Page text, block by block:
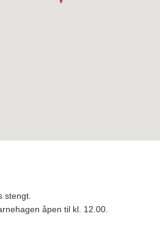
stengt.
åpen til kl. 12.00.